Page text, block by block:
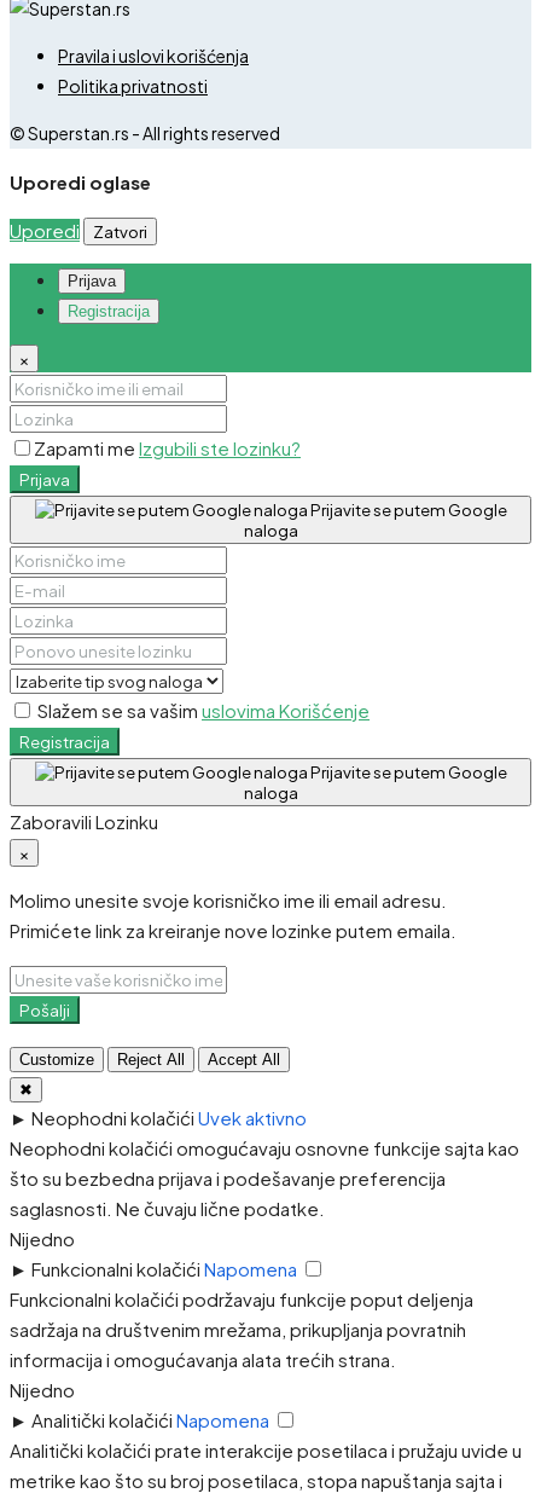
Pravila i uslovi korišćenja
Politika privatnosti
© Superstan.rs - All rights reserved
Uporedi oglase
Uporedi Zatvori
Prijava
Registracija
×
Zapamti me Izgubili ste lozinku?
Prijava
Prijavite se putem Google
naloga
Slažem se sa vašim uslovima Korišćenje
Registracija
Prijavite se putem Google
naloga
Zaboravili Lozinku
×
Molimo unesite svoje korisničko ime ili email adresu.
Primićete link za kreiranje nove lozinke putem emaila.
Pošalji
Customize Reject All
Accept All
✖
► Neophodni kolačići Uvek aktivno
Neophodni kolačići omogućavaju osnovne funkcije sajta kao
što su bezbedna prijava i podešavanje preferencija
saglasnosti. Ne čuvaju lične podatke.
Nijedno
► Funkcionalni kolačići Napomena
Funkcionalni kolačići podržavaju funkcije poput deljenja
sadržaja na društvenim mrežama, prikupljanja povratnih
informacija i omogućavanja alata trećih strana.
Nijedno
► Analitički kolačići Napomena
Analitički kolačići prate interakcije posetilaca i pružaju uvide u
metrike kao što su broj posetilaca, stopa napuštanja sajta i